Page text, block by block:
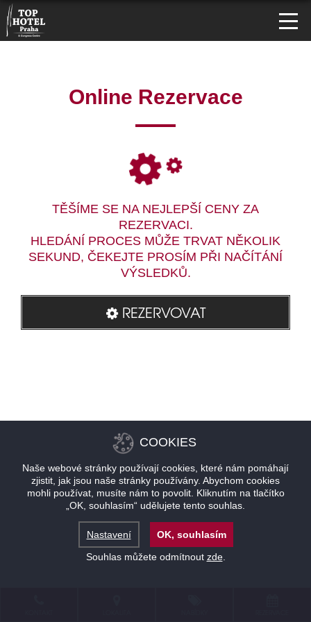
Online Rezervace
TĚŠÍME SE NA NEJLEPŠÍ CENY ZA
REZERVACI.
HLEDÁNÍ PROCES MŮŽE TRVAT NĚKOLIK
SEKUND, ČEKEJTE PROSÍM PŘI NAČÍTÁNÍ
VÝSLEDKŮ.
REZERVOVAT
COOKIES
Naše webové stránky používají cookies, které nám pomáhají
zjistit, jak jsou naše stránky používány. Abychom cookies
mohli používat, musíte nám to povolit. Kliknutím na tlačítko
„OK, souhlasím“ udělujete tento souhlas.
Nastavení
OK, souhlasím
Souhlas můžete odmítnout zde.